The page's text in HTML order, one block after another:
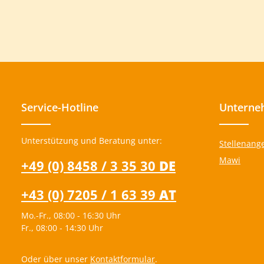
Service-Hotline
Unterstützung und Beratung unter:
+49 (0) 8458 / 3 35 30 DE
+43 (0) 7205 / 1 63 39 AT
Mo.-Fr., 08:00 - 16:30 Uhr
Fr., 08:00 - 14:30 Uhr
Oder über unser Kontaktformular.
Mawi